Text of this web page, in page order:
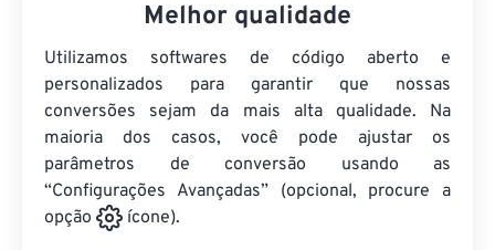
Melhor qualidade
Utilizamos softwares de código aberto e
personalizados para garantir que nossas
conversões sejam da mais alta qualidade. Na
maioria dos casos, você pode ajustar os
parâmetros de conversão usando as
“Configurações Avançadas” (opcional, procure a
opção
ícone).